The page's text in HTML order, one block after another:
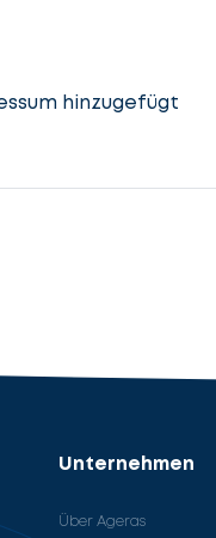
hinzugefügt
Unternehmen
Über Ageras